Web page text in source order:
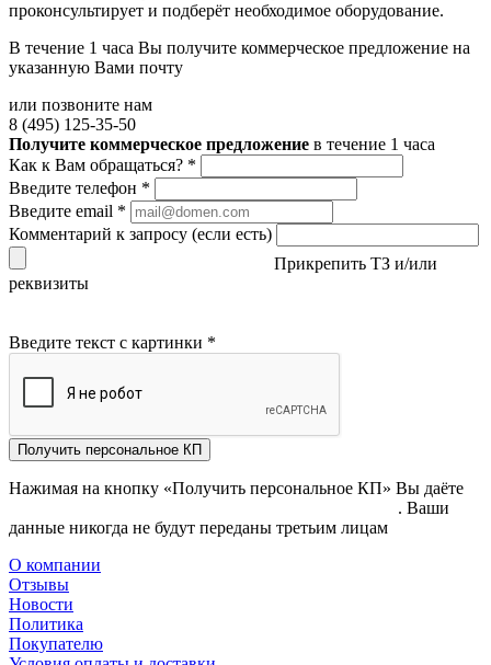
проконсультирует и подберёт необходимое оборудование.
В течение 1 часа Вы получите коммерческое предложение на
указанную Вами почту
или позвоните нам
8 (495) 125-35-50
Получите коммерческое предложение в течение 1 часа
Как к Вам обращаться? *
Введите телефон *
Введите email *
Комментарий к запросу (если есть)
Прикрепить ТЗ и/или
реквизиты
Введите текст с картинки *
Получить персональное КП
Нажимая на кнопку «Получить персональное КП» Вы даёте
. Ваши
данные никогда не будут переданы третьим лицам
О компании
Отзывы
Новости
Политика
Покупателю